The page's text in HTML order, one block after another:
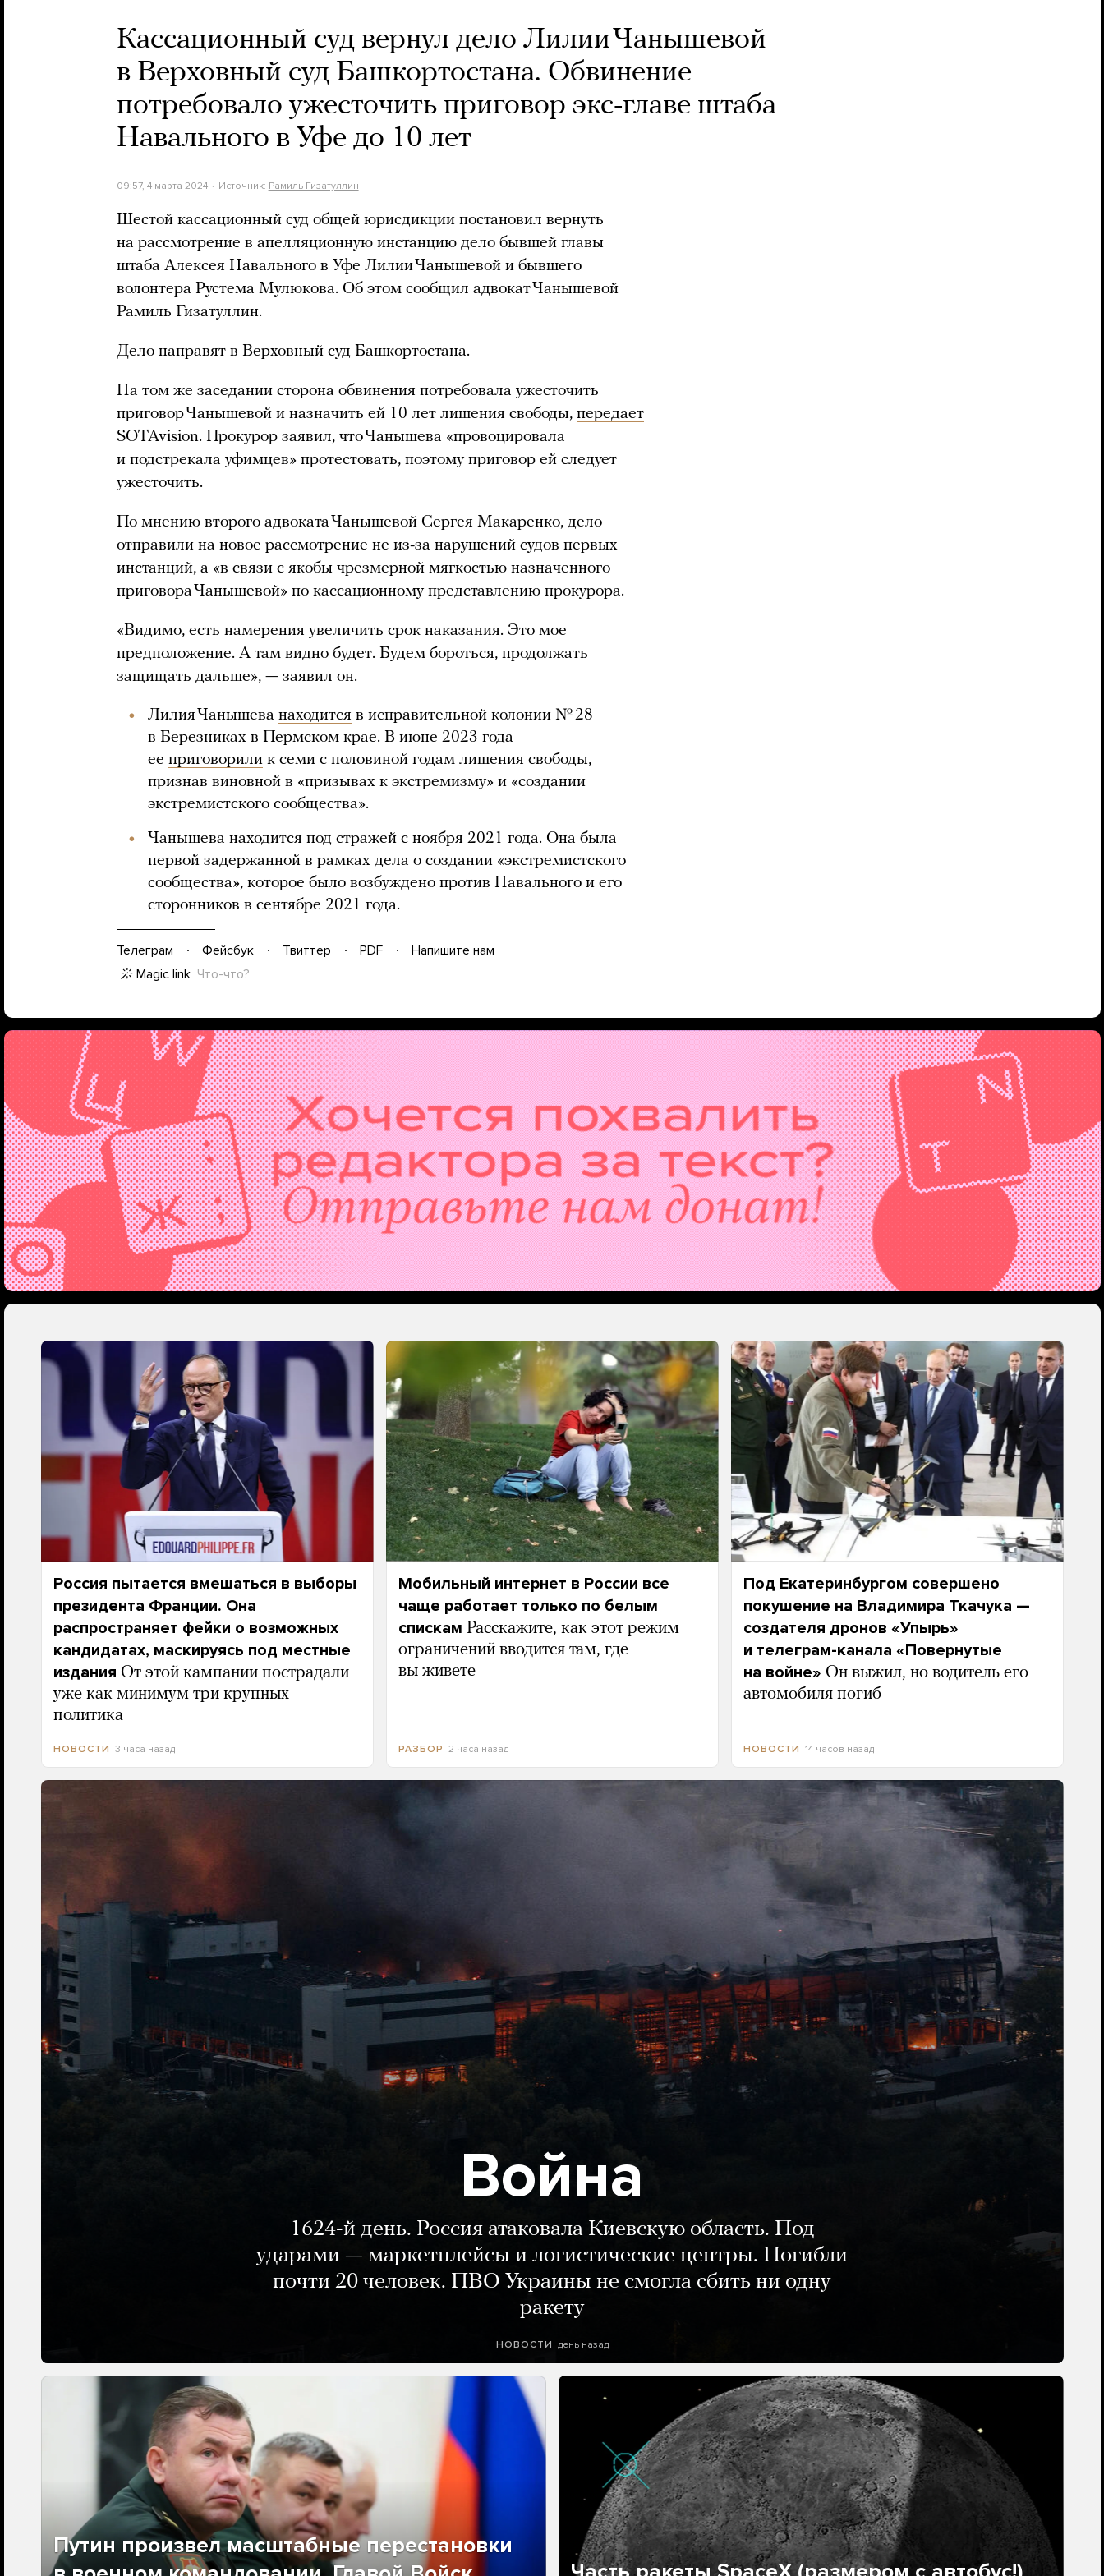
Кассационный суд вернул дело Лилии Чанышевой
в Верховный суд Башкортостана. Обвинение
потребовало ужесточить приговор экс-главе штаба
Навального в Уфе до 10 лет
09:57, 4 марта 2024 Источник: Рамиль Гизатуллин
Шестой кассационный суд общей юрисдикции постановил вернуть
на рассмотрение в апелляционную инстанцию дело бывшей главы
штаба Алексея Навального в Уфе Лилии Чанышевой и бывшего
волонтера Рустема Мулюкова. Об этом сообщил адвокат Чанышевой
Рамиль Гизатуллин.
Дело направят в Верховный суд Башкортостана.
На том же заседании сторона обвинения потребовала ужесточить
приговор Чанышевой и назначить ей 10 лет лишения свободы, передает
SOTAvision. Прокурор заявил, что Чанышева «провоцировала
и подстрекала уфимцев» протестовать, поэтому приговор ей следует
ужесточить.
По мнению второго адвоката Чанышевой Сергея Макаренко, дело
отправили на новое рассмотрение не из-за нарушений судов первых
инстанций, а «в связи с якобы чрезмерной мягкостью назначенного
приговора Чанышевой» по кассационному представлению прокурора.
«Видимо, есть намерения увеличить срок наказания. Это мое
предположение. А там видно будет. Будем бороться, продолжать
защищать дальше», — заявил он.
Лилия Чанышева находится в исправительной колонии № 28
в Березниках в Пермском крае. В июне 2023 года
ее приговорили к семи с половиной годам лишения свободы,
признав виновной в «призывах к экстремизму» и «создании
экстремистского сообщества».
Чанышева находится под стражей с ноября 2021 года. Она была
первой задержанной в рамках дела о создании «экстремистского
сообщества», которое было возбуждено против Навального и его
сторонников в сентябре 2021 года.
Телеграм Фейсбук Твиттер PDF
Напишите нам
Magic link Что-что?
Россия пытается вмешаться в выборы
президента Франции. Она
распространяет фейки о возможных
кандидатах, маскируясь под местные
издания От этой кампании пострадали
уже как минимум три крупных
политика
НОВОСТИ 3 часа назад
Мобильный интернет в России все
чаще работает только по белым
спискам Расскажите, как этот режим
ограничений вводится там, где
вы живете
РАЗБОР 2 часа назад
Под Екатеринбургом совершено
покушение на Владимира Ткачука —
создателя дронов «Упырь»
и телеграм-канала «Повернутые
на войне» Он выжил, но водитель его
автомобиля погиб
НОВОСТИ 14 часов назад
Война
1624-й день. Россия атаковала Киевскую область. Под
ударами — маркетплейсы и логистические центры. Погибли
почти 20 человек. ПВО Украины не смогла сбить ни одну
ракету
НОВОСТИ день назад
Путин произвел масштабные перестановки